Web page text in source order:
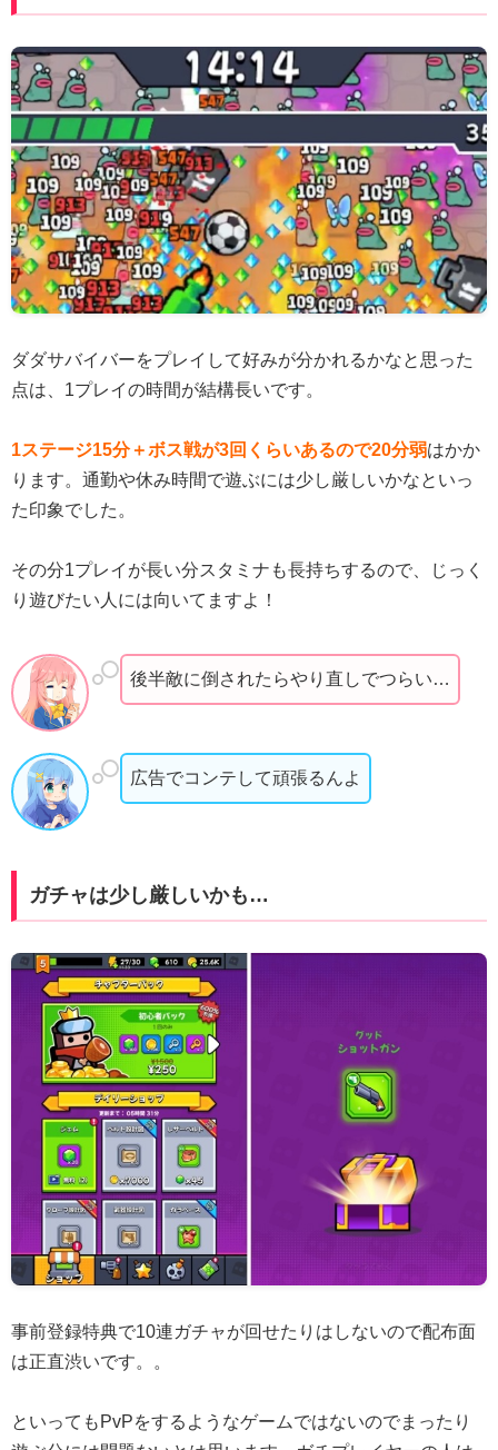
ダダサバイバーをプレイして好みが分かれるかなと思った
点は、1プレイの時間が結構長いです。
1ステージ15分＋ボス戦が3回くらいあるので20分弱はかか
ります。通勤や休み時間で遊ぶには少し厳しいかなといっ
た印象でした。
その分1プレイが長い分スタミナも長持ちするので、じっく
り遊びたい人には向いてますよ！
後半敵に倒されたらやり直しでつらい…
広告でコンテして頑張るんよ
ガチャは少し厳しいかも…
事前登録特典で10連ガチャが回せたりはしないので配布面
は正直渋いです。。
といってもPvPをするようなゲームではないのでまったり